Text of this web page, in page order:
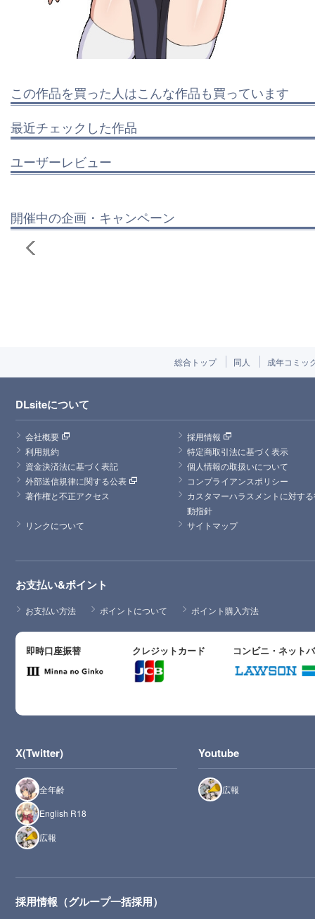
この作品を買った人はこんな作品も買っています
最近チェックした作品
ユーザーレビュー
開催中の企画・キャンペーン
総合トップ 同人 成年コミッ
DLsiteについて
会社概要
採用情報
利用規約
特定商取引法に基づく表示
資金決済法に基づく表記
個人情報の取扱いについて
外部送信規律に関する公表
コンプライアンスポリシー
著作権と不正アクセス
カスタマーハラスメントに対す
動指針
リンクについて
サイトマップ
お支払い&ポイント
お支払い方法 ポイントについて ポイント購入方法
即時口座振替 クレジットカード コンビニ・ネット
X(Twitter)
全年齢
English R18
広報
Youtube
広報
採用情報（グループ一括採用）